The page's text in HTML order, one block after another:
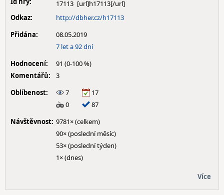
17113
Odkaz:
http://dbher.cz/h17113
Přidána:
08.05.2019
7 let a 92 dní
Hodnocení:
91 (0-100 %)
Komentářů:
3
Oblíbenost:
7
17
0
87
Návštěvnost: 9781× (celkem)
90× (poslední měsíc)
53× (poslední týden)
1× (dnes)
Více